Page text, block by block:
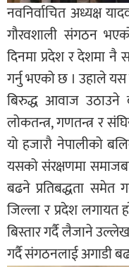
नवनिर्वाचित अध्यक्ष
गौरवशाली संगठन
दिनमा प्रदेश र देशमा नै
गर्नु भएको छ । उहाले
बिरुद्ध आवाज
लोकतन्त्र, गणतन्त्र र
यो हजारौ नेपालीको
यसको संरक्षणमा
बढने प्रतिबद्धता समेत
जिल्ला र प्रदेश लगायत
बिस्तार गर्दै लैजाने
गर्दै संगठनलाई अगाडी